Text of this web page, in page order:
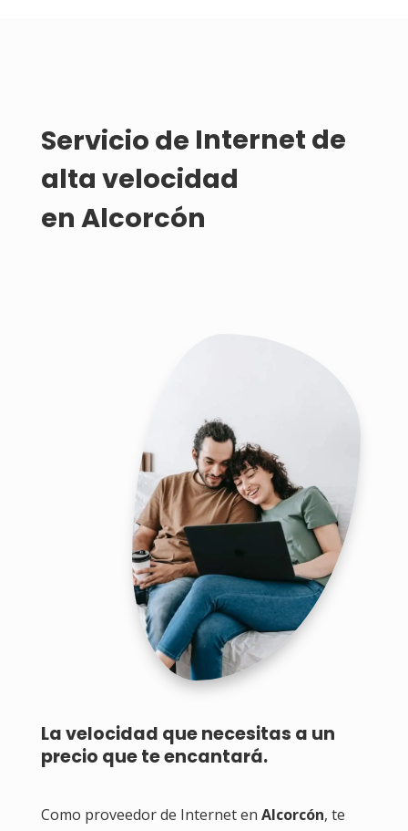
Servicio de Internet de
alta velocidad
en Alcorcón
La velocidad que necesitas a un
precio que te encantará.
Como proveedor de Internet en Alcorcón, te